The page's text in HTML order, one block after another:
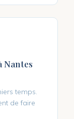
Nantes
temps.
de faire